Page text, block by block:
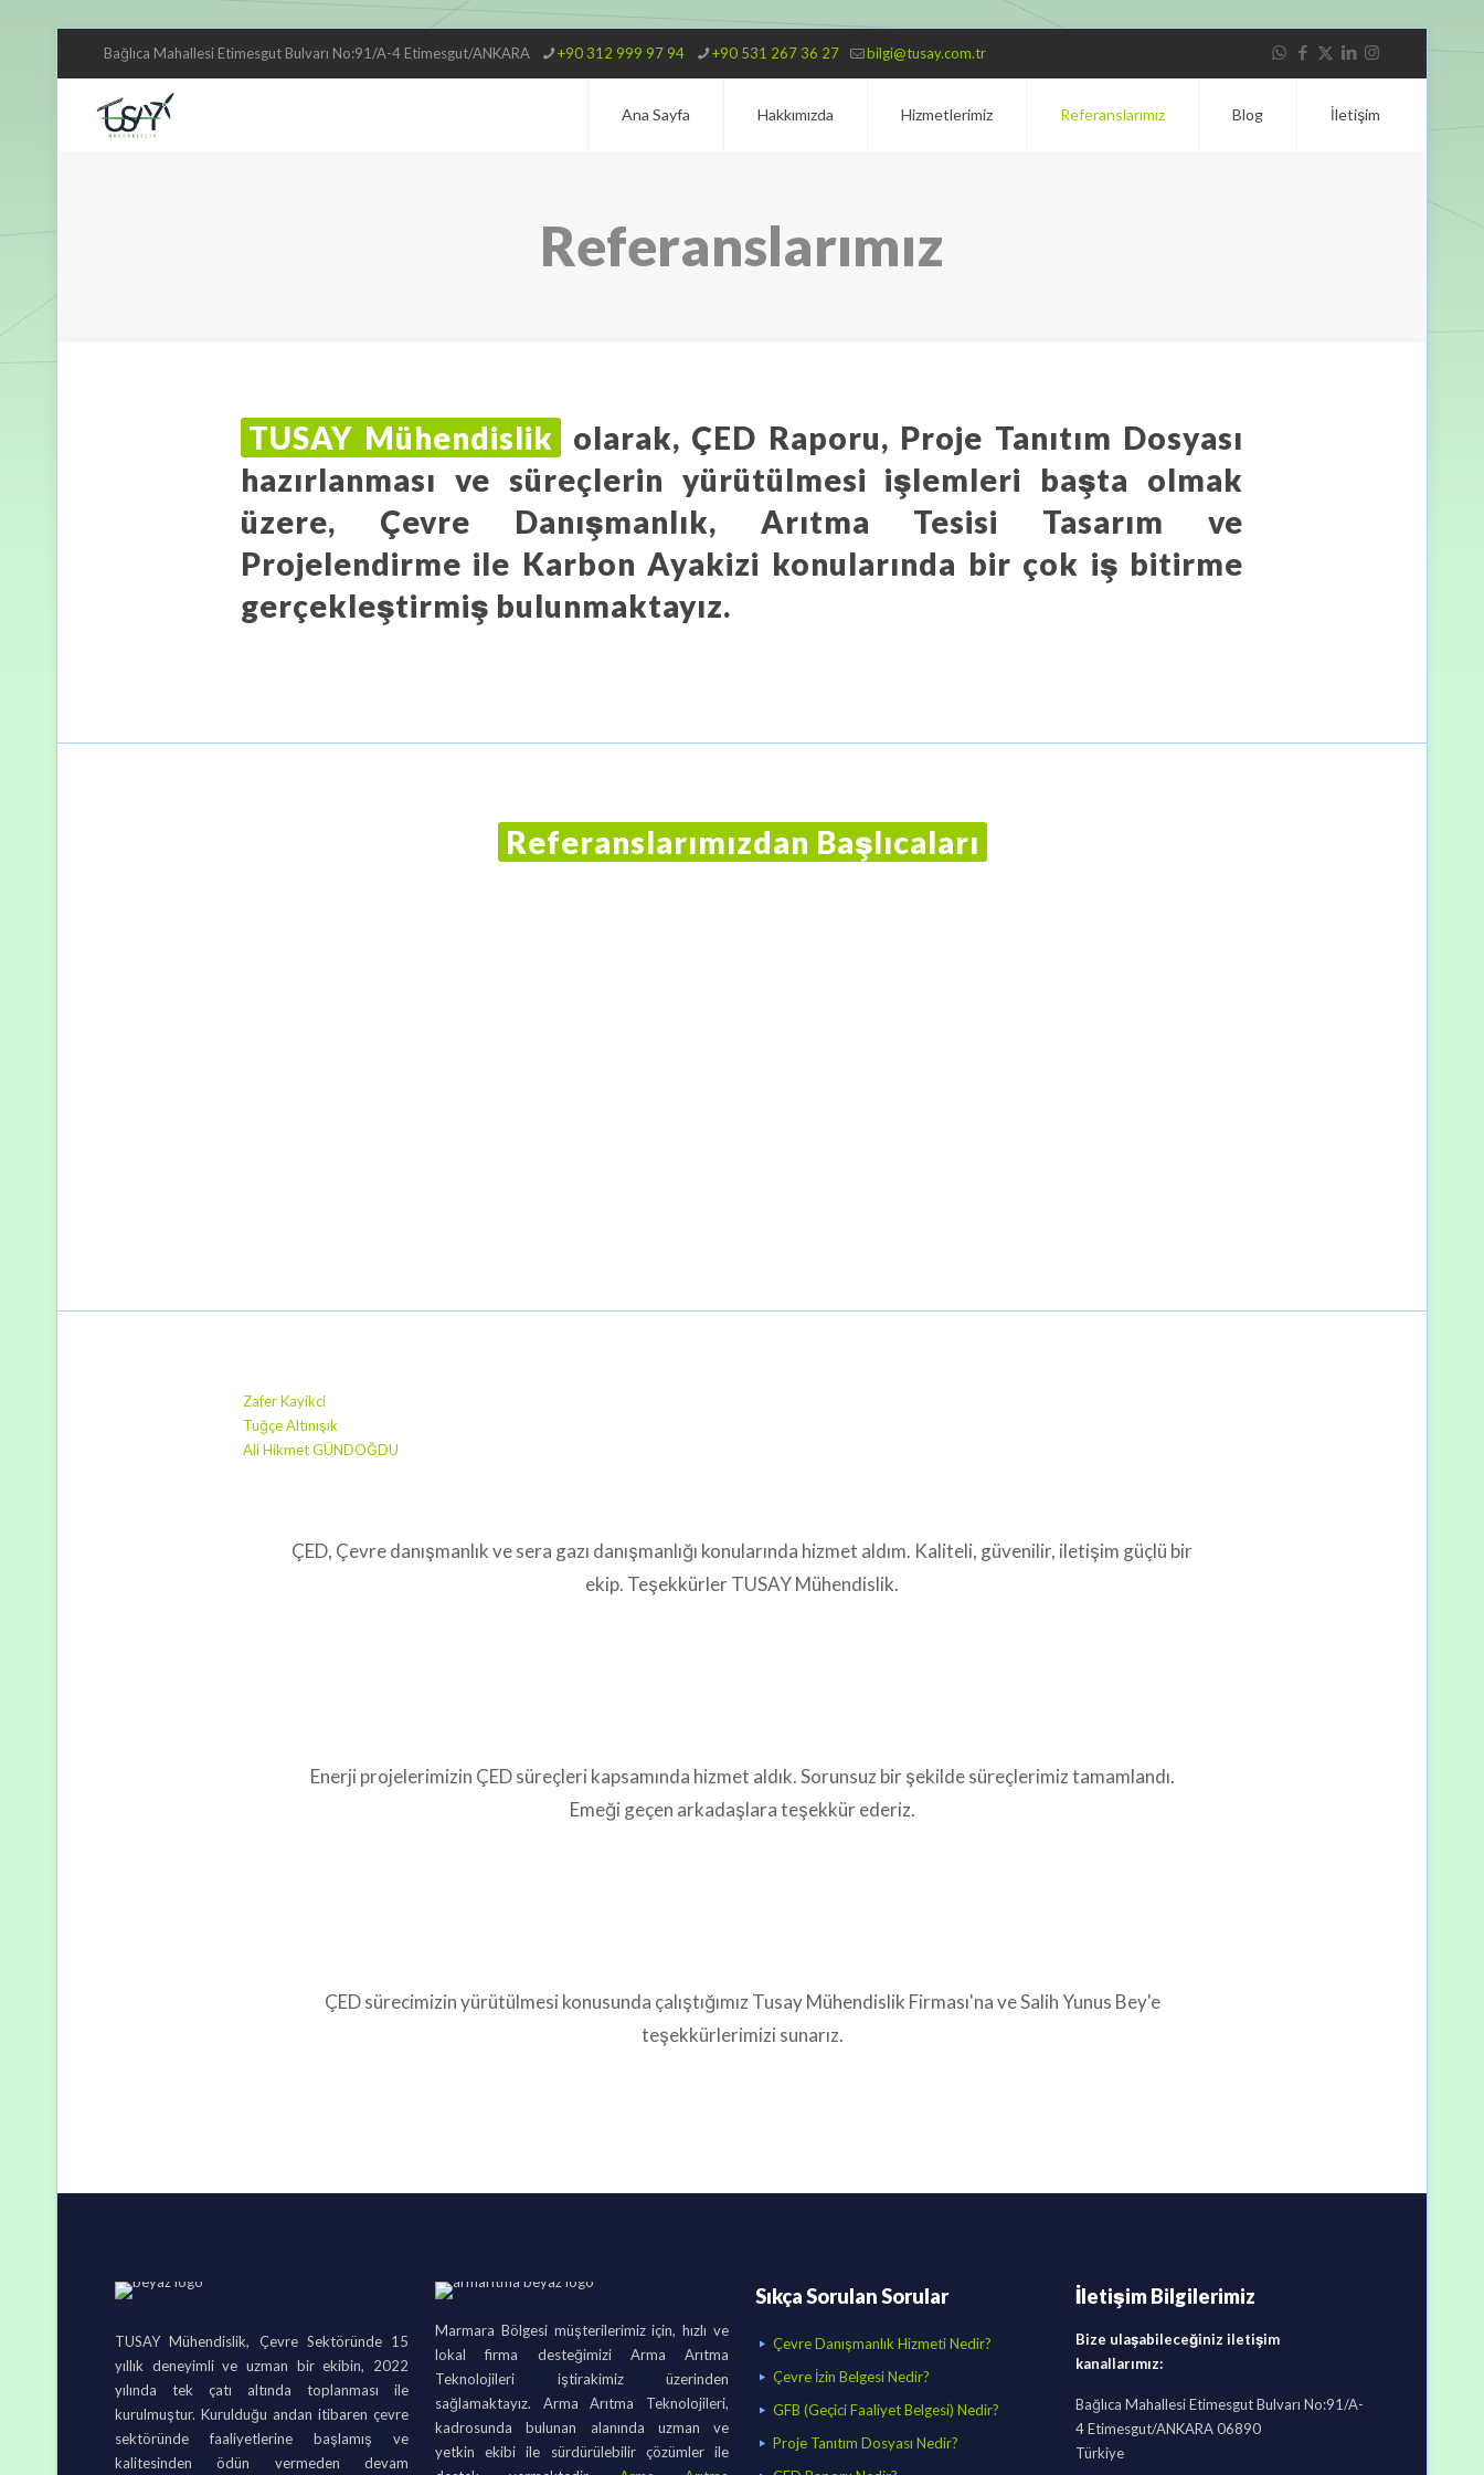
Bağlıca Mahallesi Etimesgut Bulvarı No:91/A-4 Etimesgut/ANKARA +90 312 999 97 94 +90 531 267 36 27 bilgi@tusay.com.tr
Ana Sayfa Hakkımızda Hizmetlerimiz Referanslarımız Blog İletişim
Referanslarımız
TUSAY Mühendislik
olarak, ÇED Raporu, Proje Tanıtım Dosyası
hazırlanması ve süreçlerin yürütülmesi işlemleri başta olmak
üzere, Çevre Danışmanlık, Arıtma Tesisi Tasarım ve
Projelendirme ile Karbon Ayakizi konularında bir çok iş bitirme
gerçekleştirmiş bulunmaktayız.
Referanslarımızdan Başlıcaları
Zafer Kayikci
Tuğçe Altınışık
Ali Hikmet GÜNDOĞDU
ÇED, Çevre danışmanlık ve sera gazı danışmanlığı konularında hizmet aldım. Kaliteli, güvenilir, iletişim güçlü bir
ekip. Teşekkürler TUSAY Mühendislik.
Enerji projelerimizin ÇED süreçleri kapsamında hizmet aldık. Sorunsuz bir şekilde süreçlerimiz tamamlandı.
Emeği geçen arkadaşlara teşekkür ederiz.
ÇED sürecimizin yürütülmesi konusunda çalıştığımız Tusay Mühendislik Firması'na ve Salih Yunus Bey'e
teşekkürlerimizi sunarız.
TUSAY Mühendislik, Çevre Sektöründe 15
yıllık deneyimli ve uzman bir ekibin, 2022
yılında tek çatı altında toplanması ile
kurulmuştur. Kurulduğu andan itibaren çevre
sektöründe faaliyetlerine başlamış ve
kalitesinden ödün vermeden devam
Marmara Bölgesi müşterilerimiz için, hızlı ve
lokal firma desteğimizi Arma Arıtma
Teknolojileri iştirakimiz üzerinden
sağlamaktayız. Arma Arıtma Teknolojileri,
kadrosunda bulunan alanında uzman ve
yetkin ekibi ile sürdürülebilir çözümler ile
Sıkça Sorulan Sorular
Çevre Danışmanlık Hizmeti Nedir?
Çevre İzin Belgesi Nedir?
GFB (Geçici Faaliyet Belgesi) Nedir?
Proje Tanıtım Dosyası Nedir?
İletişim Bilgilerimiz
Bize ulaşabileceğiniz iletişim
kanallarımız:
Bağlıca Mahallesi Etimesgut Bulvarı No:91/A-
4 Etimesgut/ANKARA 06890
Türkiye